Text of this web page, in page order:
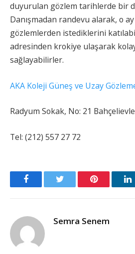
duyurulan gözlem tarihlerde bir
Danışmadan randevu alarak, o
gözlemlerden istediklerini
adresinden krokiye ulaşarak
sağlayabilirler.
AKA Koleji Güneş ve Uzay
Radyum Sokak, No: 21
Tel: (212) 557 27 72
FacebookTwitter Pinterest
Semra Senem